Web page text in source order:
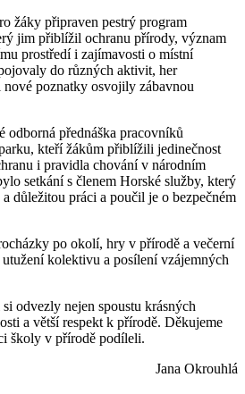
žáky připraven pestrý program
jim přiblížil ochranu přírody, význam
prostředí i zajímavosti o místní
do různých aktivit, her
poznatky osvojily zábavnou
odborná přednáška pracovníků
kteří žákům přiblížili jedinečnost
i pravidla chování v národním
setkání s členem Horské služby, který
důležitou práci a poučil je o bezpečném
po okolí, hry v přírodě a večerní
kolektivu a posílení vzájemných
odvezly nejen spoustu krásných
a větší respekt k přírodě. Děkujeme
školy v přírodě podíleli.
Jana Okrouhlá